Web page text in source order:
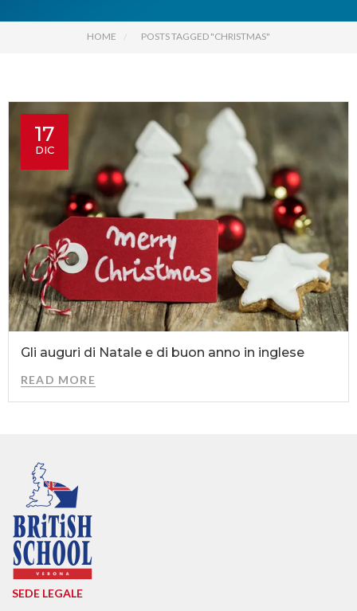
HOME POSTS TAGGED "CHRISTMAS"
17
DIC
Gli auguri di Natale e di buon anno in inglese
READ MORE
SEDE LEGALE